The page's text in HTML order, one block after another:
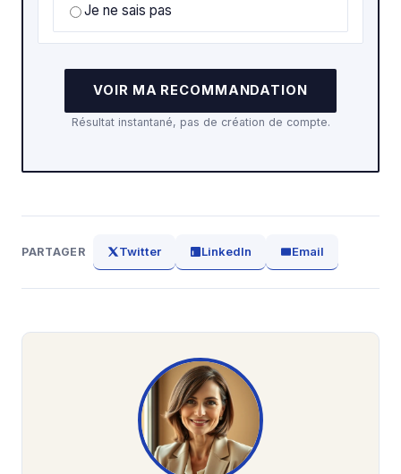
Je ne sais pas
VOIR MA RECOMMANDATION
Résultat instantané, pas de création de compte.
PARTAGER Twitter LinkedIn Email